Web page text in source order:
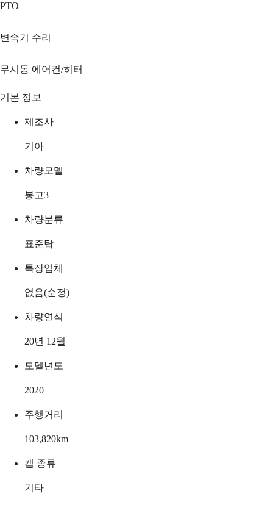
PTO
변속기 수리
무시동 에어컨/히터
기본 정보
제조사
기아
차량모델
봉고3
차량분류
표준탑
특장업체
없음(순정)
차량연식
20년 12월
모델년도
2020
주행거리
103,820km
캡 종류
기타